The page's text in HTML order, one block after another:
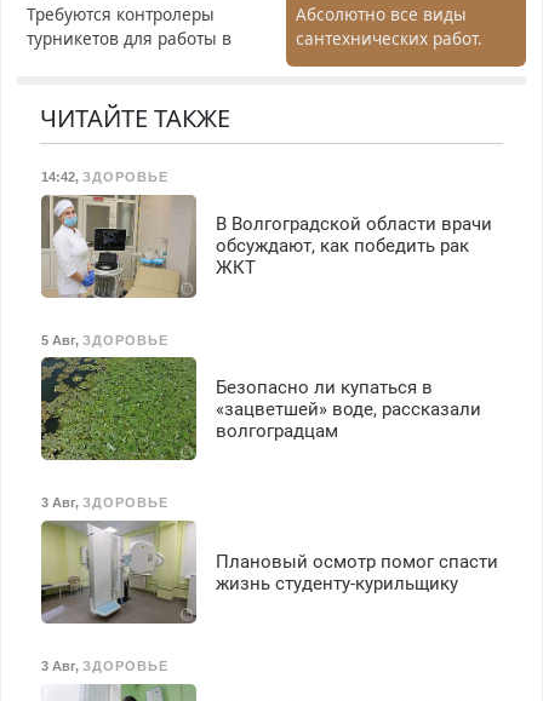
Требуются контролеры
турникетов для работы в
Прием по ТК РФ. График
З/п – до 96000 рублей до
вычета налогов.
Ежемесячно
выплачивается денежная
премия. Возможно
бесплатное обучение,
работа инспектором по
транспортной
безопасности с з/п до
125000 руб.
Абсолютно все виды
сантехнических работ.
Быстро. Качественно.
ЧИТАЙТЕ ТАКЖЕ
14:42, ЗДОРОВЬЕ
В Волгоградской области врачи
обсуждают, как победить рак
ЖКТ
5 Авг, ЗДОРОВЬЕ
Безопасно ли купаться в
«зацветшей» воде, рассказали
волгоградцам
3 Авг, ЗДОРОВЬЕ
Плановый осмотр помог спасти
жизнь студенту-курильщику
3 Авг, ЗДОРОВЬЕ